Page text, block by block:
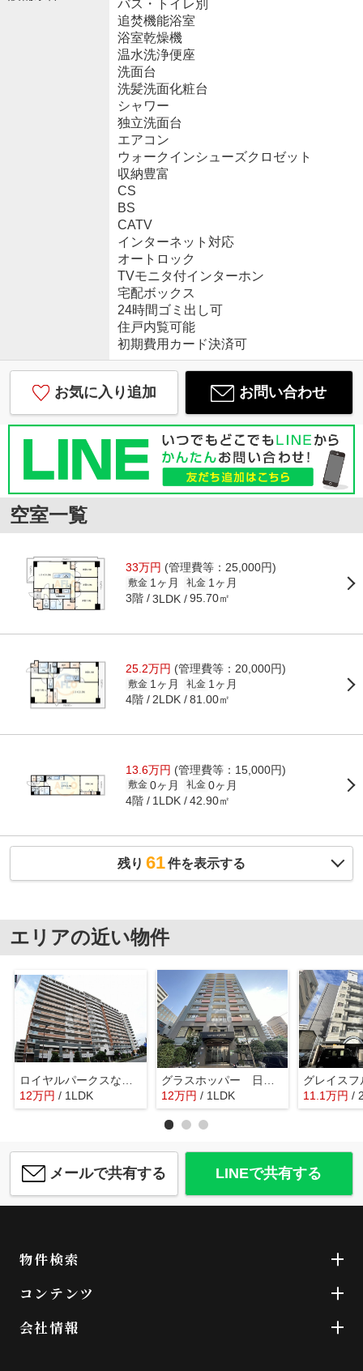
バス・トイレ別
追焚機能浴室
浴室乾燥機
温水洗浄便座
洗面台
洗髪洗面化粧台
シャワー
独立洗面台
エアコン
ウォークインシューズクロゼット
収納豊富
CS
BS
CATV
インターネット対応
オートロック
TVモニタ付インターホン
宅配ボックス
24時間ゴミ出し可
住戸内覧可能
初期費用カード決済可
お気に入り追加 お問い合わせ
空室一覧
33万円 (管理費等：25,000円)
敷金 1ヶ月 礼金 1ヶ月
3階 3LDK 95.70㎡
25.2万円 (管理費等：20,000円)
敷金 1ヶ月 礼金 1ヶ月
4階 2LDK 81.00㎡
13.6万円 (管理費等：15,000円)
敷金 0ヶ月 礼金 0ヶ月
4階 1LDK 42.90㎡
残り 61件を表示する
エリアの近い物件
12万円 / 1LDK
12万円 / 1LDK 11.1万円 /
メールで共有する LINEで共有する
物件検索
コンテンツ
会社情報